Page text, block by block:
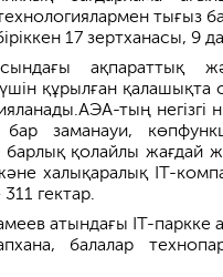
тығыз
17 зертханасы, 9
ақпараттық
құрылған
тың негізгі
заманауи,
қолайлы жағдай
халықаралық IT-
гектар.
атындағы ІТ-паркке
балалар